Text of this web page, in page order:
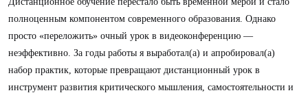
полноценным компонентом современного образования. Однако
просто «переложить» очный урок в видеоконференцию —
неэффективно. За годы работы я выработал(а) и апробировал(а)
набор практик, которые превращают дистанционный урок в
инструмент развития критического мышления, самостоятельности и